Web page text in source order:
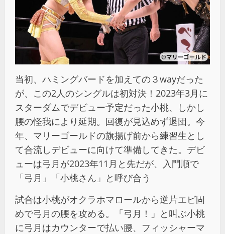
当初、ハミングバードを加えての３wayだった
が、この2人のシングルは初対決！2023年3月に
スターダムでデビュー予定だった小桃、しかし
腰の怪我により延期。回復が見込めず退団。今
年、マリーゴールドの旗揚げ前から練習生とし
て合流しデビューに向けて準備してきた。デビ
ューは弓月が2023年11月と先だが、入門順で
「弓月」「小桃さん」と呼び合う
試合は小桃がオクラホマロールから逆片エビ固
めで弓月の腰を攻める。「弓月！」と叫ぶ小桃
に弓月はカウンターで払い腰、フィッシャーマ